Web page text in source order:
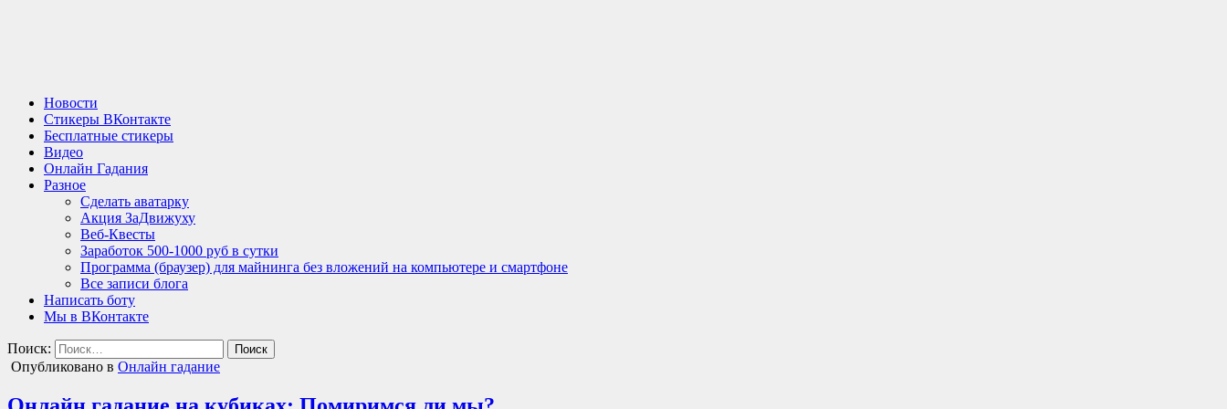
Новости
Стикеры ВКонтакте
Бесплатные стикеры
Видео
Онлайн Гадания
Разное
Сделать аватарку
Акция ЗаДвижуху
Веб-Квесты
Заработок 500-1000 руб в сутки
Программа (браузер) для майнинга без вложений на компьютере и смартфоне
Все записи блога
Написать боту
Мы в ВКонтакте
Поиск:
Опубликовано в Онлайн гадание